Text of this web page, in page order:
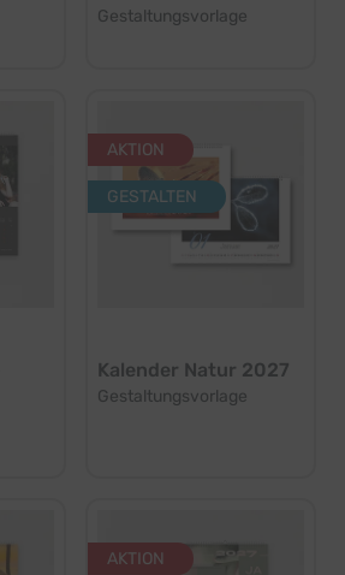
Gestaltungsvorlage
AKTION
GESTALTEN
Kalender Natur 2027
Gestaltungsvorlage
AKTION